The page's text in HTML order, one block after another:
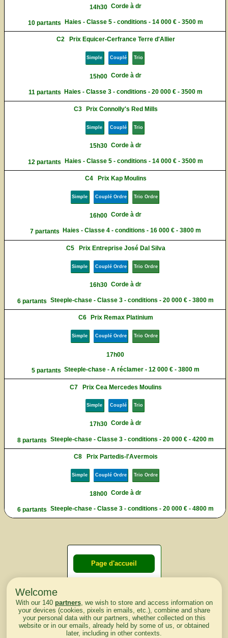
14h30 Corde à dr
10 partants Haies - Classe 5 - conditions - 14 000 € - 3500 m
C2 Prix Equicer-Cerfrance Terre d'Allier
Simple Couplé Trio
15h00 Corde à dr
11 partants Haies - Classe 3 - conditions - 20 000 € - 3500 m
C3 Prix Connolly's Red Mills
Simple Couplé Trio
15h30 Corde à dr
12 partants Haies - Classe 5 - conditions - 14 000 € - 3500 m
C4 Prix Kap Moulins
Simple Couplé Ordre Trio Ordre
16h00 Corde à dr
7 partants Haies - Classe 4 - conditions - 16 000 € - 3800 m
C5 Prix Entreprise José Dal Silva
Simple Couplé Ordre Trio Ordre
16h30 Corde à dr
6 partants Steeple-chase - Classe 3 - conditions - 20 000 € - 3800 m
C6 Prix Remax Platinium
Simple Couplé Ordre Trio Ordre
17h00
5 partants Steeple-chase - A réclamer - 12 000 € - 3800 m
C7 Prix Cea Mercedes Moulins
Simple Couplé Trio
17h30 Corde à dr
8 partants Steeple-chase - Classe 3 - conditions - 20 000 € - 4200 m
C8 Prix Partedis-l'Avermois
Simple Couplé Ordre Trio Ordre
18h00 Corde à dr
6 partants Steeple-chase - Classe 3 - conditions - 20 000 € - 4800 m
Page d'accueil
lendemain
Courses
Welcome
With our 140 partners, we wish to store and access information on
your devices (cookies, pixels in emails, etc.), combine and share
your personal data with our partners, whether collected on this
website or in our emails, already held by some of us, or obtained
later, including in other contexts.